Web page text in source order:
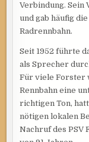
Verbindung. Sein
und gab häufig
Radrennbahn.
Seit 1952 führte
als Sprecher
Für viele Forster
Rennbahn eine
richtigen Ton,
nötigen lokalen
Nachruf des PSV